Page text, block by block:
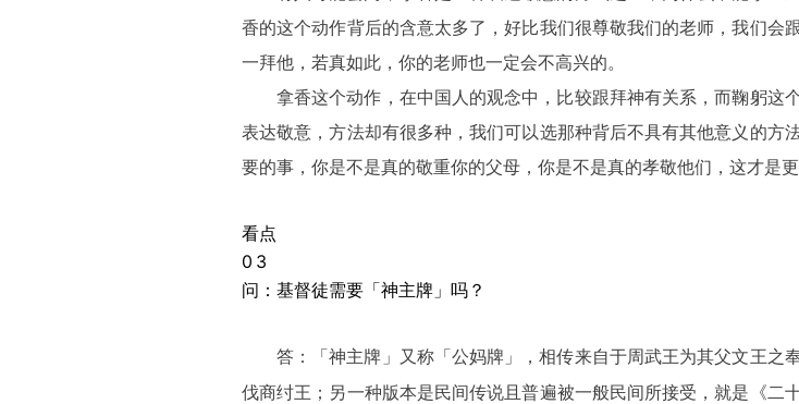
香的这个动作背后的含意太多了，好比我们很尊敬我们的老师，我们会
一拜他，若真如此，你的老师也一定会不高兴的。
拿香这个动作，在中国人的观念中，比较跟拜神有关系，而鞠躬这
表达敬意，方法却有很多种，我们可以选那种背后不具有其他意义的方
要的事，你是不是真的敬重你的父母，你是不是真的孝敬他们，这才是
看点
0 3
问：基督徒需要「神主牌」吗？
答：「神主牌」又称「公妈牌」，相传来自于周武王为其父文王之
伐商纣王；另一种版本是民间传说且普遍被一般民间所接受，就是《二